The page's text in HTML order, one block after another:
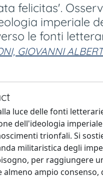
felicitas'.
imperiale
le fonti
GIOVANNI
luce delle fonti
dell'ideologia
trionfali. Si
militaristica degli
per raggiungere
almeno ampio consenso,